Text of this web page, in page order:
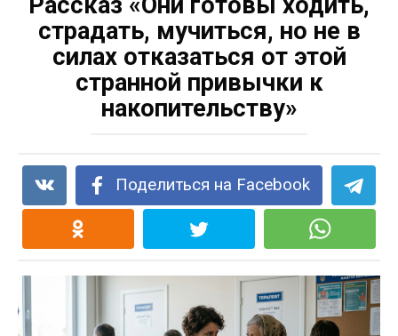
страдать, мучиться, но не в
силах отказаться от этой
странной привычки к
накопительству»
Поделиться на Facebook